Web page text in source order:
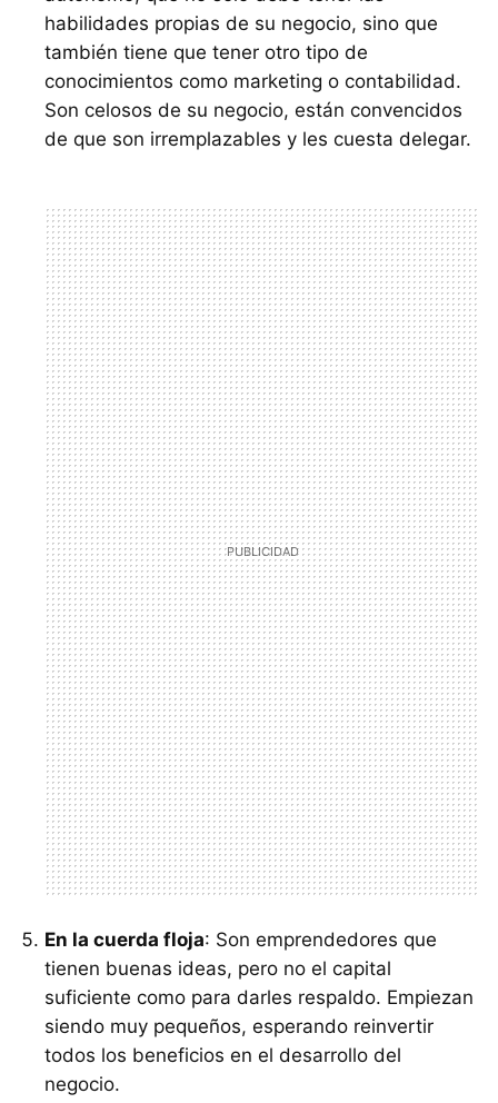
habilidades propias de su negocio, sino que
también tiene que tener otro tipo de
conocimientos como marketing o contabilidad.
Son celosos de su negocio, están convencidos
de que son irremplazables y les cuesta delegar.
En la cuerda floja: Son emprendedores que
tienen buenas ideas, pero no el capital
suficiente como para darles respaldo. Empiezan
siendo muy pequeños, esperando reinvertir
todos los beneficios en el desarrollo del
negocio.